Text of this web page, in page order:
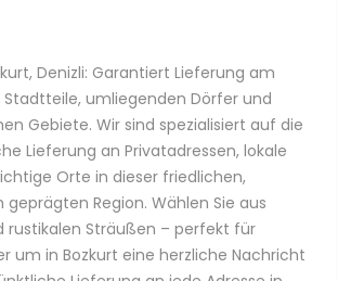
Denizli: Garantiert Lieferung am
Stadtteile, umliegenden Dörfer und
Gebiete. Wir sind spezialisiert auf die
Lieferung an Privatadressen, lokale
Orte in dieser friedlichen,
Region. Wählen Sie aus
rustikalen Sträußen – perfekt für
um in Bozkurt eine herzliche Nachricht